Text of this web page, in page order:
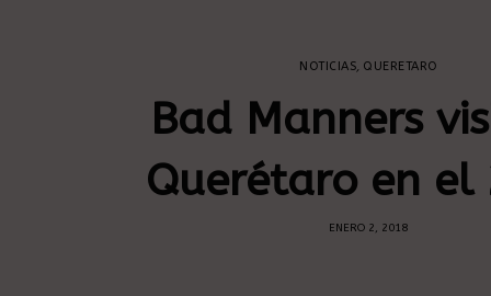
NOTICIAS, QUERETARO
Bad Manners
Querétaro en el
ENERO 2, 2018